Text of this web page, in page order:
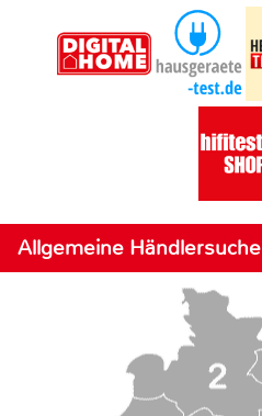
Allgemeine Händlersuche